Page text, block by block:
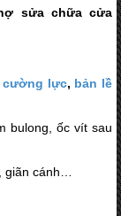
sửa chữa cửa
cường lực, bản lề
bulong, ốc vít sau
cánh…